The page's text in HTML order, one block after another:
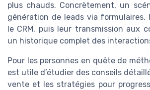
plus chauds. Concrètement, un
génération de leads via formulaires,
le CRM, puis leur transmission aux
un historique complet des
Pour les personnes en quête de
est utile d’étudier des conseils
vente et les stratégies pour